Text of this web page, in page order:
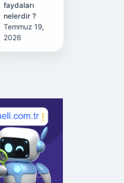
faydaları
nelerdir ?
Temmuz 19,
2026